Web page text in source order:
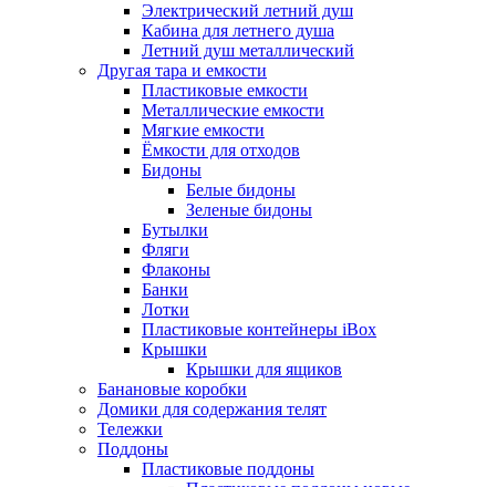
Электрический летний душ
Кабина для летнего душа
Летний душ металлический
Другая тара и емкости
Пластиковые емкости
Металлические емкости
Мягкие емкости
Ёмкости для отходов
Бидоны
Белые бидоны
Зеленые бидоны
Бутылки
Фляги
Флаконы
Банки
Лотки
Пластиковые контейнеры iBox
Крышки
Крышки для ящиков
Банановые коробки
Домики для содержания телят
Тележки
Поддоны
Пластиковые поддоны